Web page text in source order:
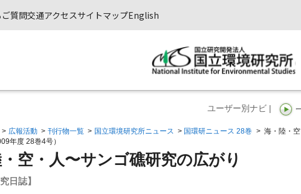
質問交通アクセスサイトマップEnglish
ユーザー別ナビ |
> 広報活動 > 刊行物一覧 > 国立環境研究所ニュース > 国環研ニュース 28巻 > 海・陸・
年度 28巻4号）
空・人〜サンゴ礁研究の広がり
日誌】